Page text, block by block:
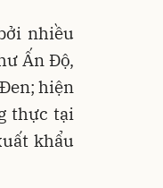
nhiều
Ấn Độ,
hiện
thực tại
khẩu